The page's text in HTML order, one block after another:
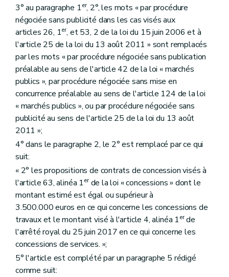
3° au paragraphe 1er, 2°, les mots « par procédure
négociée sans publicité dans les cas visés aux
articles 26, 1er, et 53, 2 de la loi du 15 juin 2006 et à
l'article 25 de la loi du 13 août 2011 » sont remplacés
par les mots « par procédure négociée sans publication
préalable au sens de l'article 42 de la loi « marchés
publics », par procédure négociée sans mise en
concurrence préalable au sens de l'article 124 de la loi
« marchés publics », ou par procédure négociée sans
publicité au sens de l'article 25 de la loi du 13 août
2011 »;
4° dans le paragraphe 2, le 2° est remplacé par ce qui
suit:
« 2° les propositions de contrats de concession visés à
l'article 63, alinéa 1erde la loi « concessions » dont le
montant estimé est égal ou supérieur à
3.500.000 euros en ce qui concerne les concessions de
travaux et le montant visé à l'article 4, alinéa 1erde
l'arrêté royal du 25 juin 2017 en ce qui concerne les
concessions de services. »;
5° l'article est complété par un paragraphe 5 rédigé
comme suit: